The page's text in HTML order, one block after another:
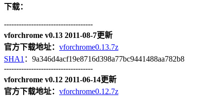
下载：
------------------------------------
vforchrome v0.13 2011-08-7更新
官方下载地址： vforchrome0.13.7z
SHA1 ：9a346d4acf19e8716d398a77bc9441488aa782b8
------------------------------------
vforchrome v0.12 2011-06-14更新
官方下载地址： vforchrome0.12.7z